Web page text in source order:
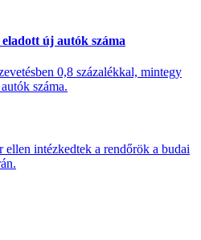
új autók száma
0,8 százalékkal, mintegy
száma.
ellen intézkedtek a rendőrök a budai